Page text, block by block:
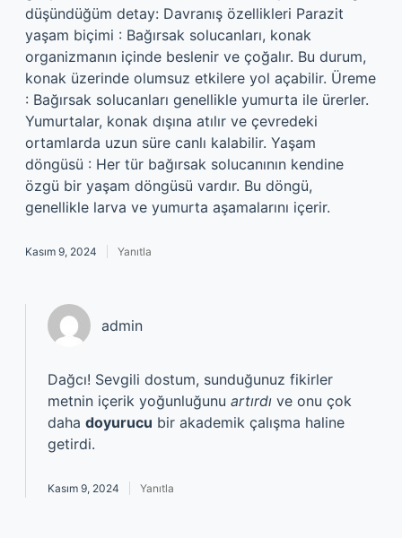
düşündüğüm detay: Davranış özellikleri Parazit
yaşam biçimi : Bağırsak solucanları, konak
organizmanın içinde beslenir ve çoğalır. Bu durum,
konak üzerinde olumsuz etkilere yol açabilir. Üreme
: Bağırsak solucanları genellikle yumurta ile ürerler.
Yumurtalar, konak dışına atılır ve çevredeki
ortamlarda uzun süre canlı kalabilir. Yaşam
döngüsü : Her tür bağırsak solucanının kendine
özgü bir yaşam döngüsü vardır. Bu döngü,
genellikle larva ve yumurta aşamalarını içerir.
Kasım 9, 2024 Yanıtla
admin
Dağcı! Sevgili dostum, sunduğunuz fikirler
metnin içerik yoğunluğunu artırdı ve onu çok
daha doyurucu bir akademik çalışma haline
getirdi.
Kasım 9, 2024 Yanıtla